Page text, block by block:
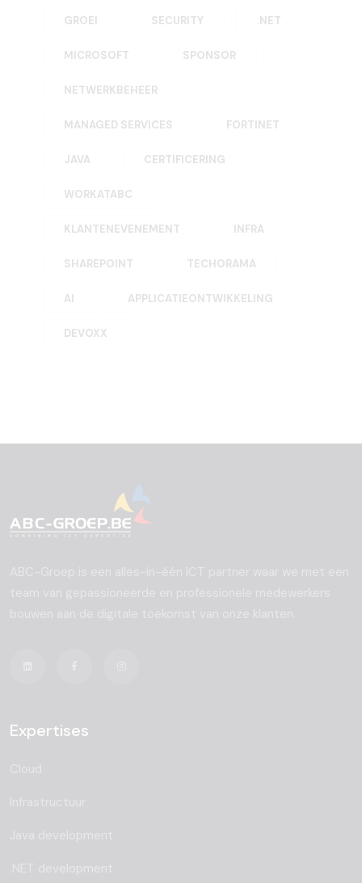
GROEI SECURITY .NET
MICROSOFT SPONSOR
NETWERKBEHEER
MANAGED SERVICES FORTINET
JAVA CERTIFICERING
WORKATABC
KLANTENEVENEMENT INFRA
SHAREPOINT TECHORAMA
AI APPLICATIEONTWIKKELING
DEVOXX
Expertises